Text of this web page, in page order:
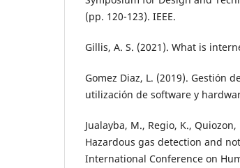
(pp. 120-123). IEEE.
Gillis, A. S. (2021). What is
Gomez Diaz, L. (2019). Gestión
utilización de software y
Jualayba, M., Regio, K.,
Hazardous gas detection and
International Conference on